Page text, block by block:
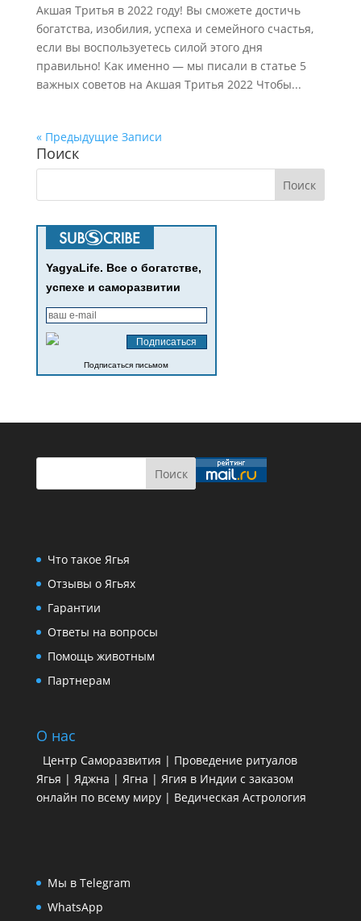
Акшая Тритья в 2022 году! Вы сможете достичь
богатства, изобилия, успеха и семейного счастья,
если вы воспользуетесь силой этого дня
правильно! Как именно — мы писали в статье 5
важных советов на Акшая Тритья 2022 Чтобы...
« Предыдущие Записи
Поиск
YagyaLife. Все о богатстве,
успехе и саморазвитии
Подписаться письмом
Что такое Ягья
Отзывы о Ягьях
Гарантии
Ответы на вопросы
Помощь животным
Партнерам
О нас
Центр Саморазвития | Проведение ритуалов
Ягья | Яджна | Ягна | Ягия в Индии с заказом
онлайн по всему миру | Ведическая Астрология
Мы в Telegram
WhatsApp